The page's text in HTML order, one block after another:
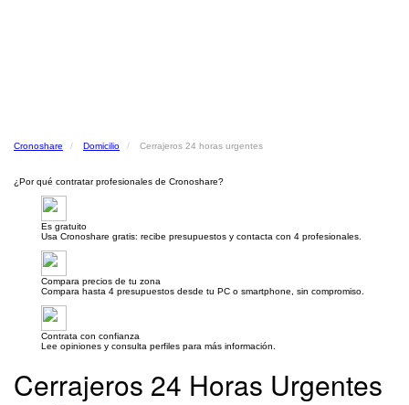
Cronoshare Domicilio Cerrajeros 24 horas urgentes
¿Por qué contratar profesionales de Cronoshare?
Es gratuito
Usa Cronoshare gratis: recibe presupuestos y contacta con 4 profesionales.
Compara precios de tu zona
Compara hasta 4 presupuestos desde tu PC o smartphone, sin compromiso.
Contrata con confianza
Lee opiniones y consulta perfiles para más información.
Cerrajeros 24 Horas Urgentes